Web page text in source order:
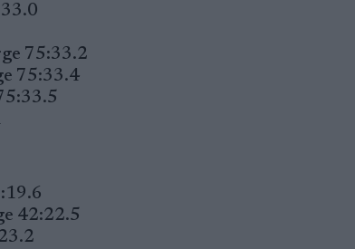
75:33.2
75:33.4
42:22.5